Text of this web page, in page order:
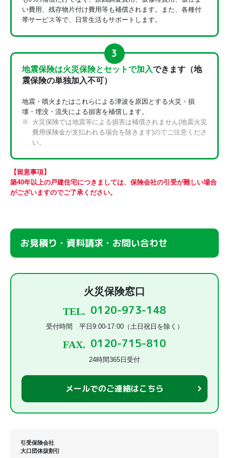
い費用、残存物片付け費用等も補償されます。また、各種付
帯サービス等で、日常生活もサポートします。
地震保険は火災保険とセットで加入できます（地
震保険の単独加入不可）
地震・噴火またはこれらによる津波を原因とする火災・損
壊・埋没・流失による損害を補償します。
火災保険では地震等による損害は補償されません(地震火災
費用保険金が支払われる場合を除きます)のでご注意くださ
い。
【留意事項】
築40年以上の戸建住宅につきましては、保険会社の引受が難しい場合
がございますのでご了承ください。
お見積り・資料請求・お問い合わせ
火災保険窓口
TEL. 0120-973-148
受付時間 平日9:00-17:00（土日祝日を除く）
FAX. 0120-715-810
24時間365日受付
メールでのご連絡はこちら
引受保険会社
大口団体扱割引